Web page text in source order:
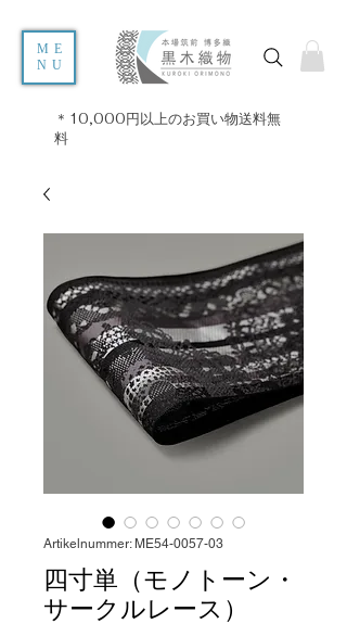
ME
NU
＊10,000円以上のお買い物送料無
料
Artikelnummer: ME54-0057-03
四寸単（モノトーン・
サークルレース）